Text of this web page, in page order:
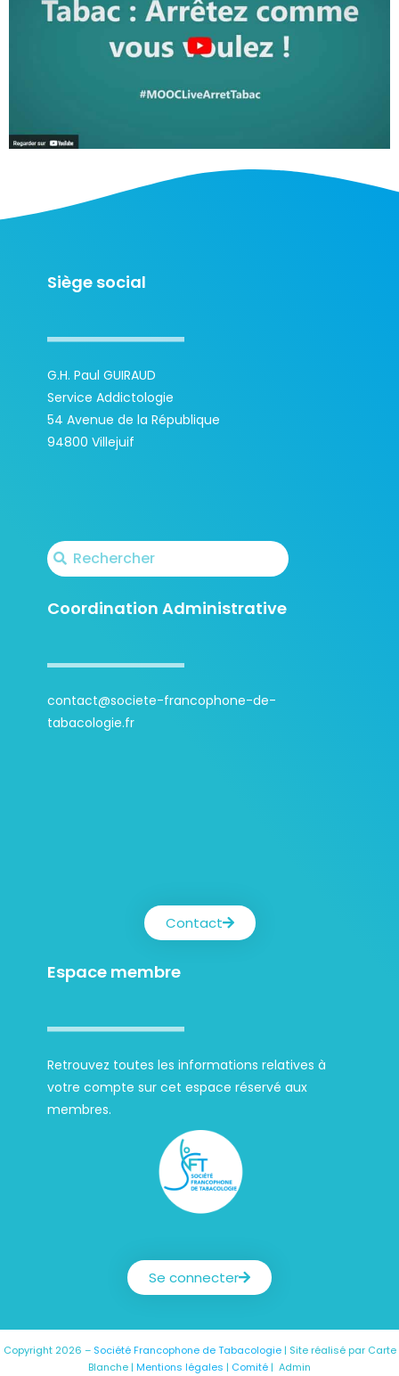
Siège social
G.H. Paul GUIRAUD
Service Addictologie
54 Avenue de la République
94800 Villejuif
Coordination Administrative
contact@societe-francophone-de-
tabacologie.fr
Contact
Espace membre
Retrouvez toutes les informations relatives à
votre compte sur cet espace réservé aux
membres.
Se connecter
Copyright 2026 – Société Francophone de Tabacologie| Site réalisé par Carte
Blanche | Mentions légales | Comité | Admin